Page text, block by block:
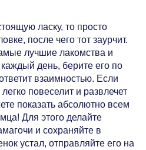
ласку, то просто
после чего тот заурчит.
лучшие лакомства и
каждый день, берите его по
взаимностью. Если
повеселит и развлечет
показать абсолютно всем
Для этого делайте
и сохраняйте в
устал, отправляйте его на